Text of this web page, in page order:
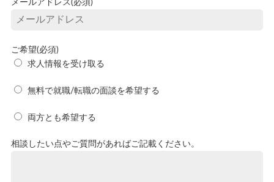
メールアドレス(必須)
ご希望(必須)
求人情報を受け取る
無料で就職/転職の面談を希望する
両方とも希望する
相談したい点やご質問があればご記載ください。